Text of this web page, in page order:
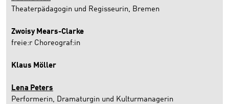
Theaterpädagogin und Regisseurin, Bremen
Zwoisy Mears-Clarke
freie:r Choreograf:in
Klaus Möller
Lena Peters
Performerin, Dramaturgin und Kulturmanagerin